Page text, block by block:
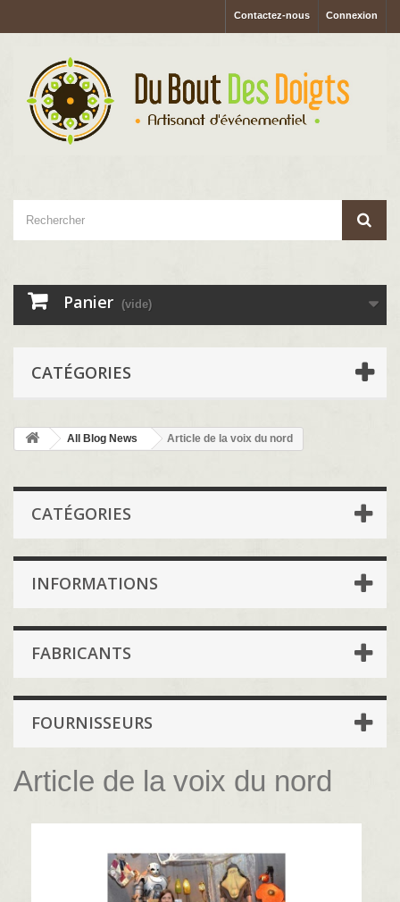
Connexion
Contactez-nous
Panier (vide)
CATÉGORIES
All Blog News Article de la voix du nord
CATÉGORIES
INFORMATIONS
FABRICANTS
FOURNISSEURS
Article de la voix du nord